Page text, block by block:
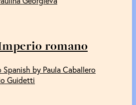
romano
by Paula Caballero
Guidetti